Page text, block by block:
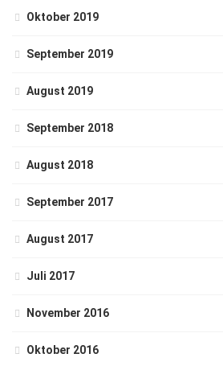
Oktober 2019
September 2019
August 2019
September 2018
August 2018
September 2017
August 2017
Juli 2017
November 2016
Oktober 2016